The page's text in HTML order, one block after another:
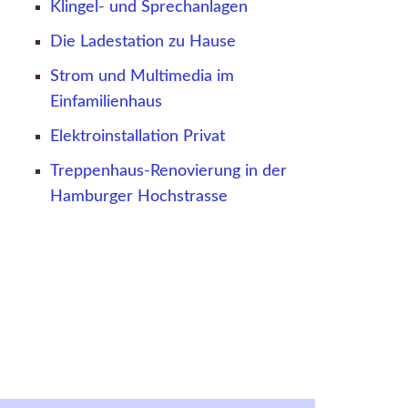
Klingel- und Sprechanlagen
Die Ladestation zu Hause
Strom und Multimedia im
Einfamilienhaus
Elektroinstallation Privat
Treppenhaus-Renovierung in der
Hamburger Hochstrasse